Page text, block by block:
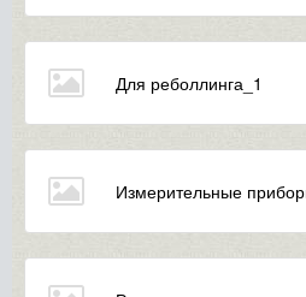
Для реболлинга_1
Измерительные